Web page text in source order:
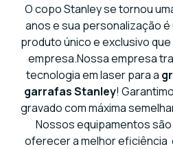
O copo Stanley se tornou
anos e sua personalização é
produto único e exclusivo
empresa.Nossa empresa
tecnologia em laser para a
garrafas Stanley!
gravado com máxima
Nossos equipamentos
oferecer a melhor eficiência